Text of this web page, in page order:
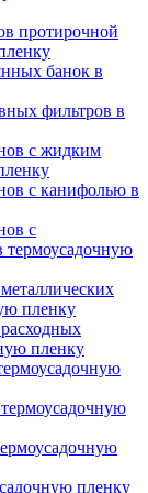
протирочной
банок в
фильтров в
с жидким
с канифолью в
с
термоусадочную
пленку
пленку
пленку